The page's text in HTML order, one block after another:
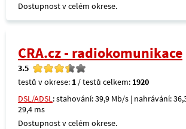
Dostupnost v celém okrese.
CRA.cz - radiokomunikace
3.5
testů v okrese: 1 / testů celkem: 1920
DSL/ADSL: stahování: 39,9 Mb/s | nahrávání:
29,4 ms
Dostupnost v celém okrese.